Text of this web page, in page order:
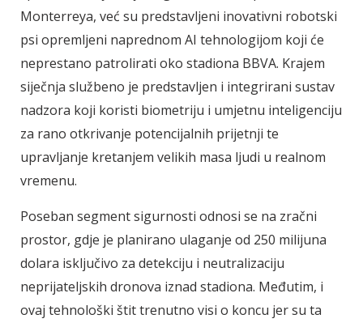
Monterreya, već su predstavljeni inovativni robotski
psi opremljeni naprednom AI tehnologijom koji će
neprestano patrolirati oko stadiona BBVA. Krajem
siječnja službeno je predstavljen i integrirani sustav
nadzora koji koristi biometriju i umjetnu inteligenciju
za rano otkrivanje potencijalnih prijetnji te
upravljanje kretanjem velikih masa ljudi u realnom
vremenu.
Poseban segment sigurnosti odnosi se na zračni
prostor, gdje je planirano ulaganje od 250 milijuna
dolara isključivo za detekciju i neutralizaciju
neprijateljskih dronova iznad stadiona. Međutim, i
ovaj tehnološki štit trenutno visi o koncu jer su ta